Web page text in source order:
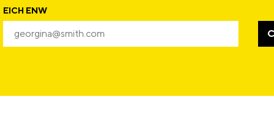
EICH ENW